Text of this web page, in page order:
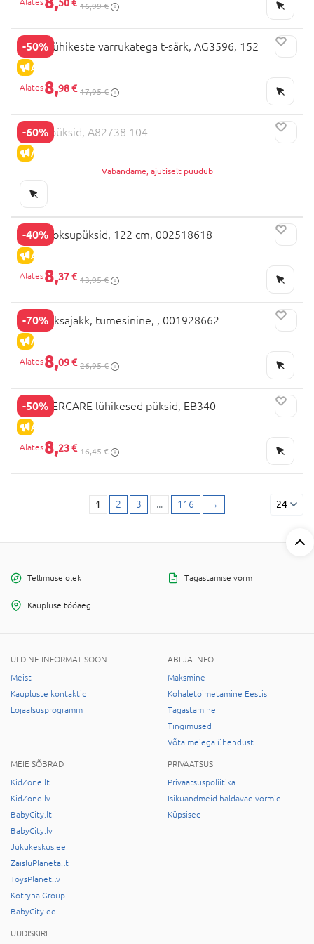
16,99 €
-50%
ALLAHINDLUS
NEXT lühikeste varrukatega t-särk, AG3596, 152
8,98 € 17,95 €
-60%
ALLAHINDLUS
NEXT püksid, A82738 104
Vabandame, ajutiselt puudub
-40%
ALLAHINDLUS
OVS jooksupüksid, 122 cm, 002518618
8,37 € 13,95 €
-70%
ALLAHINDLUS
OVS teksajakk, tumesinine, , 001928662
8,09 € 26,95 €
-50%
ALLAHINDLUS
MOTHERCARE lühikesed püksid, EB340
8,23 € 16,45 €
1 2 3 ... 116 → 24
Tellimuse olek Tagastamise vorm
Kaupluse tööaeg
ÜLDINE INFORMATISOON
Meist
Kaupluste kontaktid
Lojaalsusprogramm
ABI JA INFO
Maksmine
Kohaletoimetamine Eestis
Tagastamine
Tingimused
Võta meiega ühendust
MEIE SÕBRAD
KidZone.lt
KidZone.lv
BabyCity.lt
BabyCity.lv
Jukukeskus.ee
ZaisluPlaneta.lt
ToysPlanet.lv
Kotryna Group
BabyCity.ee
PRIVAATSUS
Privaatsuspoliitika
Isikuandmeid haldavad vormid
Küpsised
UUDISKIRI